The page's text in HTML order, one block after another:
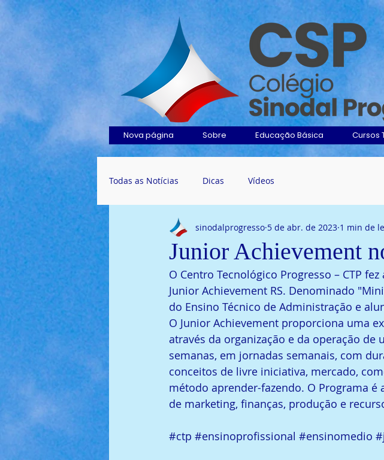
Nova página Sobre Educação Básica Cursos
Todas as Notícias Dicas Vídeos
Junior Achievement
sinodalprogresso 5 de abr. de 2023 1 min de
O Centro Tecnológico Progresso – CTP
Junior Achievement RS. Denominado
do Ensino Técnico de Administração e
O Junior Achievement proporciona uma
através da organização e da operação de
semanas, em jornadas semanais, com
conceitos de livre iniciativa, mercado,
método aprender-fazendo. O Programa
de marketing, finanças, produção e
#ctp #ensinoprofissional #ensinomedio